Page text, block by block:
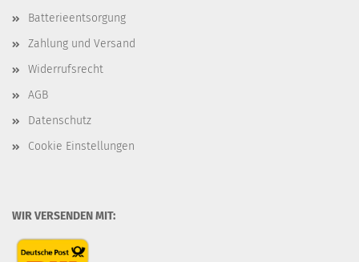
Batterieentsorgung
Zahlung und Versand
Widerrufsrecht
AGB
Datenschutz
Cookie Einstellungen
WIR VERSENDEN MIT: